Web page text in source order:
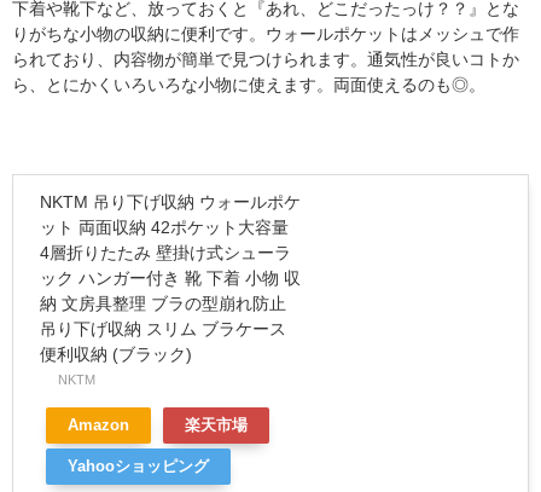
下着や靴下など、放っておくと『あれ、どこだったっけ？？』とな
りがちな小物の収納に便利です。ウォールポケットはメッシュで作
られており、内容物が簡単で見つけられます。通気性が良いコトか
ら、とにかくいろいろな小物に使えます。両面使えるのも◎。
NKTM 吊り下げ収納 ウォールポケ
ット 両面収納 42ポケット大容量
4層折りたたみ 壁掛け式シューラ
ック ハンガー付き 靴 下着 小物 収
納 文房具整理 ブラの型崩れ防止
吊り下げ収納 スリム ブラケース
便利収納 (ブラック)
NKTM
Amazon 楽天市場
Yahooショッピング